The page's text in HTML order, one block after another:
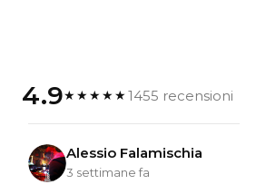
4.9★★★★★1455 recensioni
Alessio Falamischia
3 settimane fa